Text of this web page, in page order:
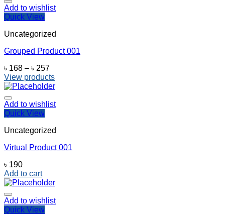
Add to wishlist
Quick View
Uncategorized
Grouped Product 001
৳ 168 – ৳ 257Price
range:
৳ 168
৳ 257
View products
Add to wishlist
Quick View
Uncategorized
Virtual Product 001
৳ 190
Add to cart
Add to wishlist
Quick View